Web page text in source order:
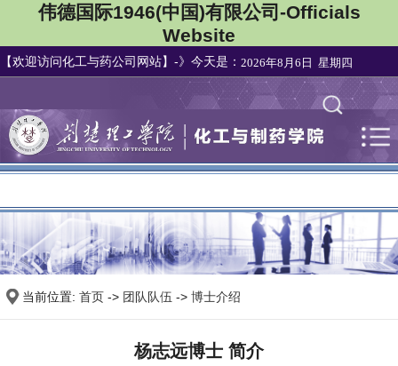
伟德国际1946(中国)有限公司-Officials
Website
【欢迎访问化工与药公司网站】-》今天是： 2026年8月6日 星期四
集团首页 |
当前位置: 首页 -> 团队队伍 -> 博士介绍
杨志远博士 简介